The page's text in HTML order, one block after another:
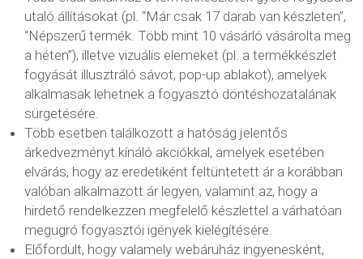
utaló állításokat (pl. “Már csak 17 darab van készleten”,
“Népszerű termék. Több mint 10 vásárló vásárolta meg
a héten”), illetve vizuális elemeket (pl. a termékkészlet
fogyását illusztráló sávot, pop-up ablakot), amelyek
alkalmasak lehetnek a fogyasztó döntéshozatalának
sürgetésére.
Több esetben találkozott a hatóság jelentős
árkedvezményt kínáló akciókkal, amelyek esetében
elvárás, hogy az eredetiként feltüntetett ár a korábban
valóban alkalmazott ár legyen, valamint az, hogy a
hirdető rendelkezzen megfelelő készlettel a várhatóan
megugró fogyasztói igények kielégítésére.
Előfordult, hogy valamely webáruház ingyenesként,